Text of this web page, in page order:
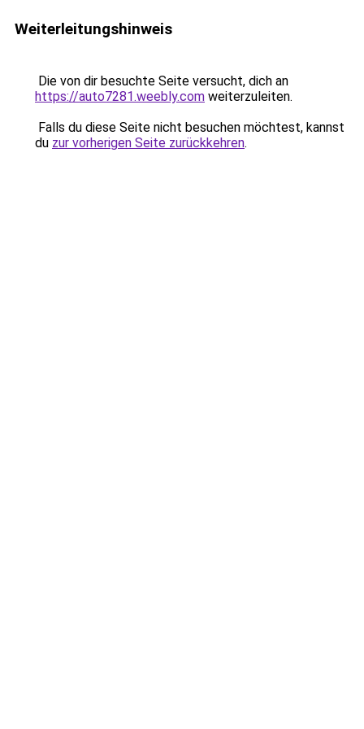
Weiterleitungshinweis
Die von dir besuchte Seite versucht, dich an
https://auto7281.weebly.com weiterzuleiten.
Falls du diese Seite nicht besuchen möchtest, kannst
du zur vorherigen Seite zurückkehren.